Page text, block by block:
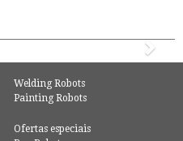
Welding Robots
Painting Robots
Ofertas especiais